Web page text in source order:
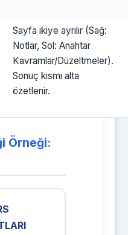
Sayfa ikiye ayrılır (Sağ:
Notlar, Sol: Anahtar
Kavramlar/Düzeltmeler).
Sonuç kısmı alta
özetlenir.
Örneği: